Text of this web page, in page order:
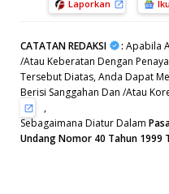
Laporkan
CATATAN REDAKSI : Apabila
/Atau Keberatan Dengan
Tersebut Diatas, Anda Dapat
Berisi Sanggahan Dan /Atau
,
Sebagaimana Diatur Dalam
Undang Nomor 40 Tahun 1999